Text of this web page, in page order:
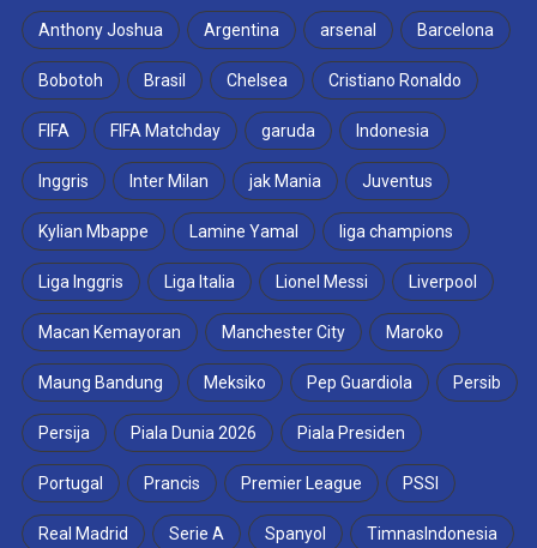
Anthony Joshua Argentina arsenal Barcelona
Bobotoh Brasil Chelsea Cristiano Ronaldo
FIFA FIFA Matchday garuda Indonesia
Inggris Inter Milan jak Mania Juventus
Kylian Mbappe Lamine Yamal liga champions
Liga Inggris Liga Italia Lionel Messi Liverpool
Macan Kemayoran Manchester City Maroko
Maung Bandung Meksiko Pep Guardiola Persib
Persija Piala Dunia 2026 Piala Presiden
Portugal Prancis Premier League PSSI
Real Madrid Serie A Spanyol TimnasIndonesia